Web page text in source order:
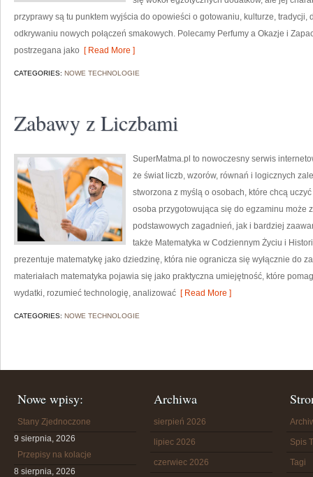
przyprawy są tu punktem wyjścia do opowieści o gotowaniu, kulturze, tradycji,
odkrywaniu nowych połączeń smakowych. Polecamy Perfumy a Okazje i
postrzegana jako [ Read More ]
CATEGORIES: NOWE TECHNOLOGIE
Zabawy z Liczbami
SuperMatma.pl to nowoczesny serwis
że świat liczb, wzorów, równań i logicznych
stworzona z myślą o osobach, które chcą
osoba przygotowująca się do egzaminu może
podstawowych zagadnień, jak i bardziej
także Matematyka w Codziennym Życiu i
prezentuje matematykę jako dziedzinę, która nie ogranicza się wyłącznie do
materiałach matematyka pojawia się jako praktyczna umiejętność, które
wydatki, rozumieć technologię, analizować [ Read More ]
CATEGORIES: NOWE TECHNOLOGIE
Nowe wpisy:
Stany Zjednoczone
9 sierpnia, 2026
Przepisy na kolacje
8 sierpnia, 2026
Archiwa
sierpień 2026
lipiec 2026
czerwiec 2026
Spis
Tagi